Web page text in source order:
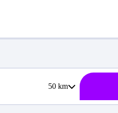
50km